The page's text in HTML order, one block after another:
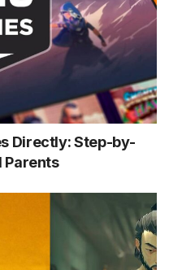
Directly: Step-by-
Parents